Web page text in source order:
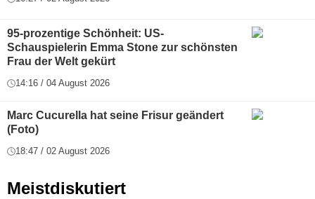
95-prozentige Schönheit: US-
Schauspielerin Emma Stone zur schönsten
Frau der Welt gekürt
14:16 / 04 August 2026
Marc Cucurella hat seine Frisur geändert
(Foto)
18:47 / 02 August 2026
Meistdiskutiert